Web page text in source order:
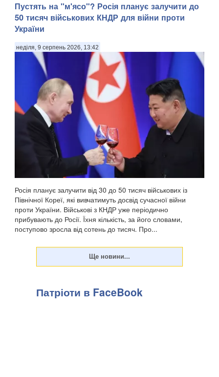
У Донецькій області українська армія ліквідувала
російського офіцера, полковника ЗС РФ Сергія Хвалова.
Ворожий військовий раніше двічі служив у Сирії, сприяючи
диктаторському режиму Башара Асада, передають
Патріоти України. Про це повідомив військовосл...
Пустять на "м'ясо"? Росія планує залучити до
50 тисяч військових КНДР для війни проти
України
неділя, 9 серпень 2026, 13:42
Росія планує залучити від 30 до 50 тисяч військових із
Північної Кореї, які вивчатимуть досвід сучасної війни
проти України. Військові з КНДР уже періодично
прибувають до Росії. Їхня кількість, за його словами,
поступово зросла від сотень до тисяч. Про...
Патріоти в FaceBook